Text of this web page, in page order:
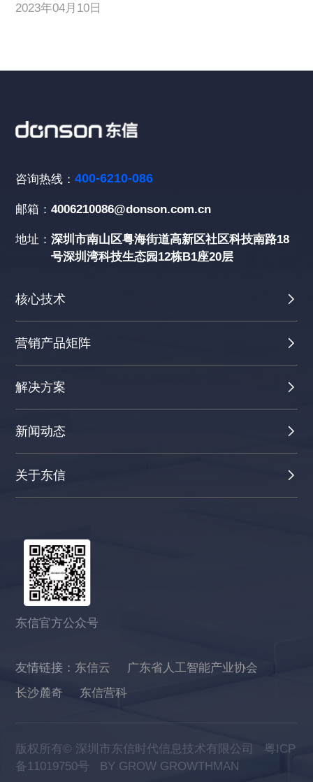
2023年04月10日
咨询热线：400-6210-086
邮箱：4006210086@donson.com.cn
地址：深圳市南山区粤海街道高新区社区科技南路18
号深圳湾科技生态园12栋B1座20层
核心技术
营销产品矩阵
解决方案
新闻动态
关于东信
东信官方公众号
友情链接： 东信云
广东省人工智能产业协会
长沙麓奇
东信营科
版权所有© 深圳市东信时代信息技术有限公司粤ICP
备11019750号
BY GROW GROWTHMAN